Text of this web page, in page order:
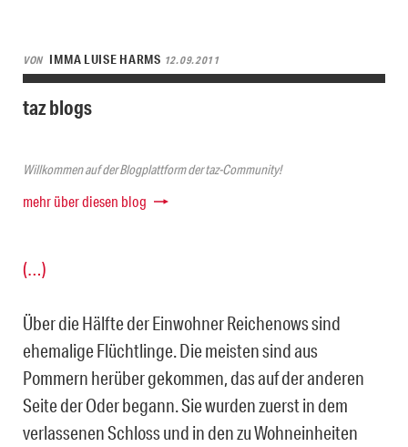
VON IMMA LUISE HARMS 12.09.2011
taz blogs
Willkommen auf der Blogplattform der taz-Community!
mehr über diesen blog
(…)
Über die Hälfte der Einwohner Reichenows sind
ehemalige Flüchtlinge. Die meisten sind aus
Pommern herüber gekommen, das auf der anderen
Seite der Oder begann. Sie wurden zuerst in dem
verlassenen Schloss und in den zu Wohneinheiten